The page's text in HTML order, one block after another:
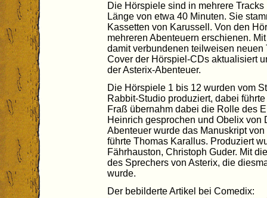
Die Hörspiele sind in mehrere
Länge von etwa 40 Minuten. Sie
Kassetten von Karussell. Von den
mehreren Abenteuern erschienen.
damit verbundenen teilweisen
Cover der Hörspiel-CDs aktualisiert
der Asterix-Abenteuer.
Die Hörspiele 1 bis 12 wurden vom
Rabbit-Studio produziert, dabei
Fraß übernahm dabei die Rolle des
Heinrich gesprochen und Obelix von
Abenteuer wurde das Manuskript
führte Thomas Karallus. Produziert
Fährhauston, Christoph Guder. Mit
des Sprechers von Asterix, die
wurde.
Der bebilderte Artikel bei Comedix: